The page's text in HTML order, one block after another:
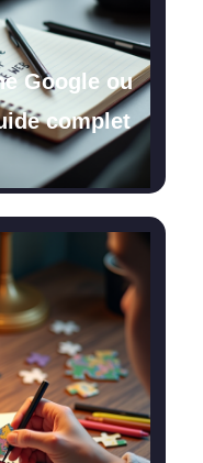
Google ou
complet